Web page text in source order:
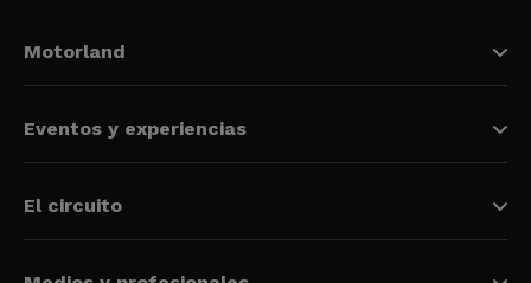
Motorland
Eventos y experiencias
El circuito